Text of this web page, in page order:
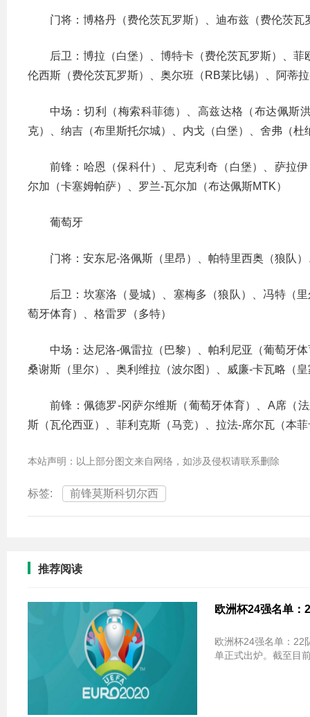
门将：博格丹（费伦茨瓦罗斯）、迪布兹（费伦茨
后卫：博拉（白堡）、博特卡（费伦茨瓦罗斯）、
伦西斯（费伦茨瓦罗斯）、奥尔班（RB莱比锡）、阿蒂
中场：切利（梅索科菲德）、高兹达格（布达佩斯
克）、纳吉（布里斯托尔城）、内戈（白堡）、舍弗（
前锋：哈恩（保科什）、尼克利奇（白堡）、萨拉
尔加（卡塞姆帕萨）、罗兰-瓦尔加（布达佩斯MTK）
葡萄牙
门将：安东尼-洛佩斯（里昂）、帕特里西奥（狼队
后卫：坎塞洛（曼城）、塞梅多（狼队）、冯特（
萄牙体育）、格雷罗（多特）
中场：达尼洛-佩雷拉（巴黎）、帕利尼亚（葡萄牙
桑谢斯（里尔）、奥利维拉（波尔图）、威廉-卡瓦略（
前锋：佩德罗-冈萨尔维斯（葡萄牙体育）、A席（
斯（瓦伦西亚）、菲利克斯（马竞）、拉法-席尔瓦（本
本站声明：以上部分图文来自网络，如涉及侵权请联系删除
标签: 前锋莫斯科切尔西
推荐阅读
欧洲杯24强名单：
欧洲杯24强名单：22队已就位 只
单正式出炉。截至目